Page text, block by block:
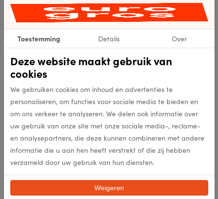
In meerdere opties leverbaar
Bekijk product
In meerdere opties leverbaar
Bekijk product
Montlucon Mild Mustard
In meerdere opties leverbaar
Bekijk product
Montlucon Golden Yellow
In meerdere opties leverbaar
Bekijk product
Toestemming Details Over
Deze website maakt gebruik van
cookies
We gebruiken cookies om inhoud en advertenties te
personaliseren, om functies voor sociale media te bieden en
om ons verkeer te analyseren. We delen ook informatie over
uw gebruik van onze site met onze sociale media-, reclame-
en analysepartners, die deze kunnen combineren met andere
informatie die u aan hen heeft verstrekt of die zij hebben
verzameld door uw gebruik van hun diensten.
Weigeren